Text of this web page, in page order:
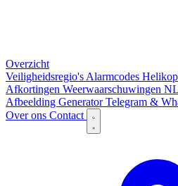
Overzicht
Veiligheidsregio's Alarmcodes
Afkortingen Weerwaarschuwingen
Afbeelding GeneratorTelegram &
Over ons Contact